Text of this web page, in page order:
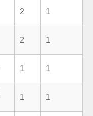
2 1
2 1
1 1
1 1